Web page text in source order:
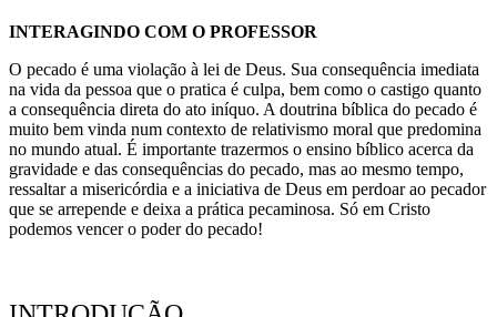
INTERAGINDO COM O PROFESSOR
O pecado é uma violação à lei de Deus. Sua consequência imediata
na vida da pessoa que o pratica é culpa, bem como o castigo quanto
a consequência direta do ato iníquo. A doutrina bíblica do pecado é
muito bem vinda num contexto de relativismo moral que predomina
no mundo atual. É importante trazermos o ensino bíblico acerca da
gravidade e das consequências do pecado, mas ao mesmo tempo,
ressaltar a misericórdia e a iniciativa de Deus em perdoar ao pecador
que se arrepende e deixa a prática pecaminosa. Só em Cristo
podemos vencer o poder do pecado!